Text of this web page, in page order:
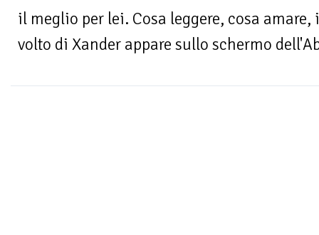
il meglio per lei. Cosa leggere, cosa
volto di Xander appare sullo schermo